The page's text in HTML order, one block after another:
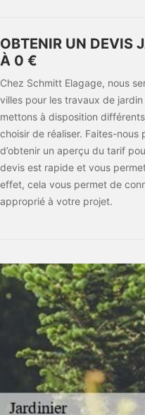
OBTENIR UN DEVIS
À 0 €
Chez Schmitt Elagage, nous
villes pour les travaux de
mettons à disposition
choisir de réaliser. Faites-
d’obtenir un aperçu du tarif
devis est rapide et vous
effet, cela vous permet de
approprié à votre projet.